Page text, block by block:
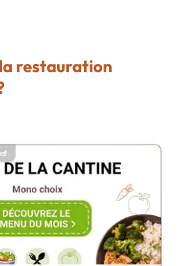
restauration